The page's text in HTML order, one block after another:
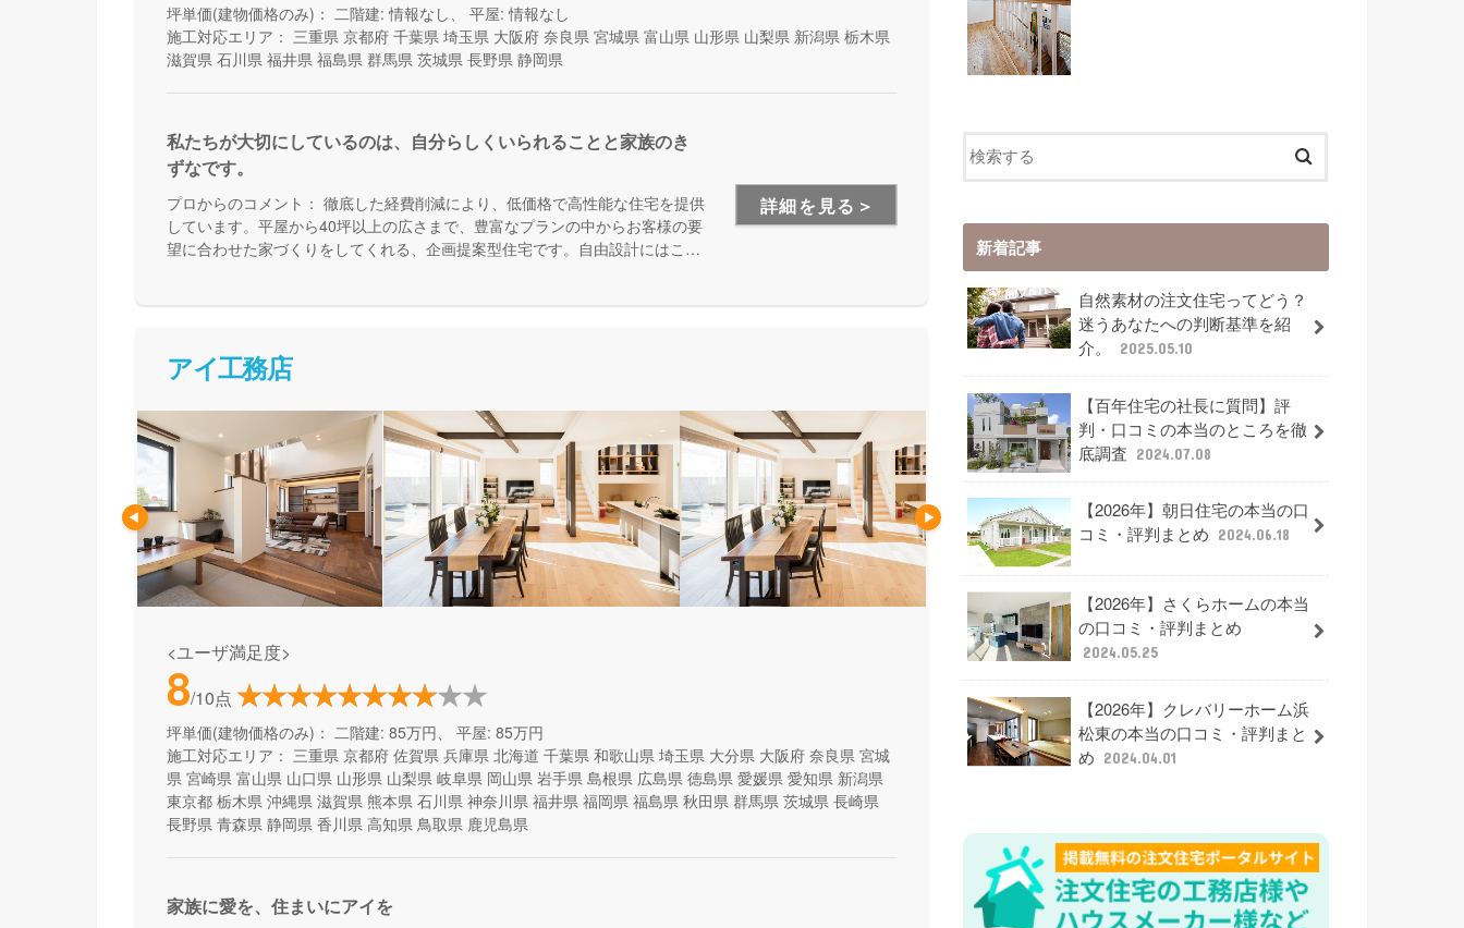
坪単価(建物価格のみ)： 二階建: 情報なし、 平屋: 情報なし
施工対応エリア： 三重県 京都府 千葉県 埼玉県 大阪府 奈良県 宮城県 富山県 山形県 山梨県 新潟県 栃木県
滋賀県 石川県 福井県 福島県 群馬県 茨城県 長野県 静岡県
私たちが大切にしているのは、自分らしくいられることと家族のき
ずなです。
プロからのコメント： 徹底した経費削減により、低価格で高性能な住宅を提供
しています。平屋から40坪以上の広さまで、豊富なプランの中からお客様の要
望に合わせた家づくりをしてくれる、企画提案型住宅です。自由設計にはこだ
詳細を見る＞
アイ工務店
<ユーザ満足度>
8/10点
坪単価(建物価格のみ)： 二階建: 85万円、 平屋: 85万円
施工対応エリア： 三重県 京都府 佐賀県 兵庫県 北海道 千葉県 和歌山県 埼玉県 大分県 大阪府 奈良県 宮城
県 宮崎県 富山県 山口県 山形県 山梨県 岐阜県 岡山県 岩手県 島根県 広島県 徳島県 愛媛県 愛知県 新潟県
東京都 栃木県 沖縄県 滋賀県 熊本県 石川県 神奈川県 福井県 福岡県 福島県 秋田県 群馬県 茨城県 長崎県
長野県 青森県 静岡県 香川県 高知県 鳥取県 鹿児島県
家族に愛を、住まいにアイを
新着記事
自然素材の注文住宅ってどう？
迷うあなたへの判断基準を紹
介。
2025.05.10
【百年住宅の社長に質問】評
判・口コミの本当のところを徹
底調査
2024.07.08
【2026年】朝日住宅の本当の口
コミ・評判まとめ
2024.06.18
【2026年】さくらホームの本当
の口コミ・評判まとめ
2024.05.25
【2026年】クレバリーホーム浜
松東の本当の口コミ・評判まと
め
2024.04.01